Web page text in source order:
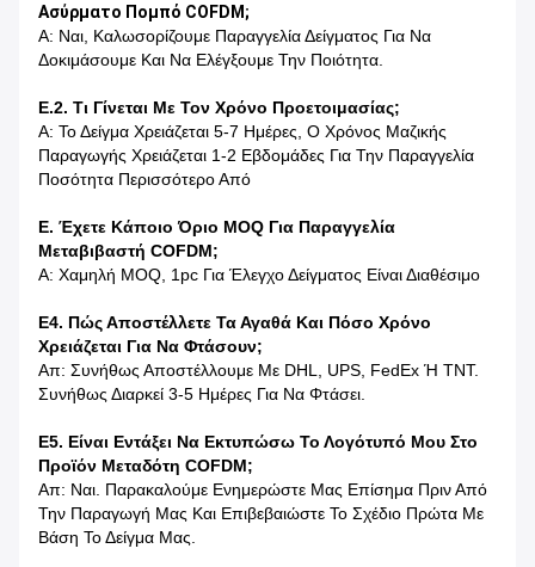
Ασύρματο Πομπό COFDM;
Α: Ναι, Καλωσορίζουμε Παραγγελία Δείγματος Για Να
Δοκιμάσουμε Και Να Ελέγξουμε Την Ποιότητα.
Ε.2. Τι Γίνεται Με Τον Χρόνο Προετοιμασίας;
Α: Το Δείγμα Χρειάζεται 5-7 Ημέρες, Ο Χρόνος Μαζικής
Παραγωγής Χρειάζεται 1-2 Εβδομάδες Για Την Παραγγελία
Ποσότητα Περισσότερο Από
Ε. Έχετε Κάποιο Όριο MOQ Για Παραγγελία
Μεταβιβαστή COFDM;
Α: Χαμηλή MOQ, 1pc Για Έλεγχο Δείγματος Είναι Διαθέσιμο
Ε4. Πώς Αποστέλλετε Τα Αγαθά Και Πόσο Χρόνο
Χρειάζεται Για Να Φτάσουν;
Απ: Συνήθως Αποστέλλουμε Με DHL, UPS, FedEx Ή TNT.
Συνήθως Διαρκεί 3-5 Ημέρες Για Να Φτάσει.
Ε5. Είναι Εντάξει Να Εκτυπώσω Το Λογότυπό Μου Στο
Προϊόν Μεταδότη COFDM;
Απ: Ναι. Παρακαλούμε Ενημερώστε Μας Επίσημα Πριν Από
Την Παραγωγή Μας Και Επιβεβαιώστε Το Σχέδιο Πρώτα Με
Βάση Το Δείγμα Μας.